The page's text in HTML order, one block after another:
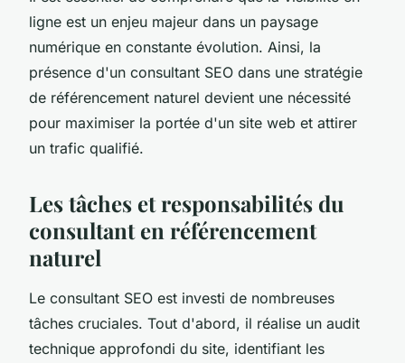
ligne est un enjeu majeur dans un paysage
numérique en constante évolution. Ainsi, la
présence d'un consultant SEO dans une stratégie
de référencement naturel devient une nécessité
pour maximiser la portée d'un site web et attirer
un trafic qualifié.
Les tâches et responsabilités du
consultant en référencement
naturel
Le consultant SEO est investi de nombreuses
tâches cruciales. Tout d'abord, il réalise un audit
technique approfondi du site, identifiant les